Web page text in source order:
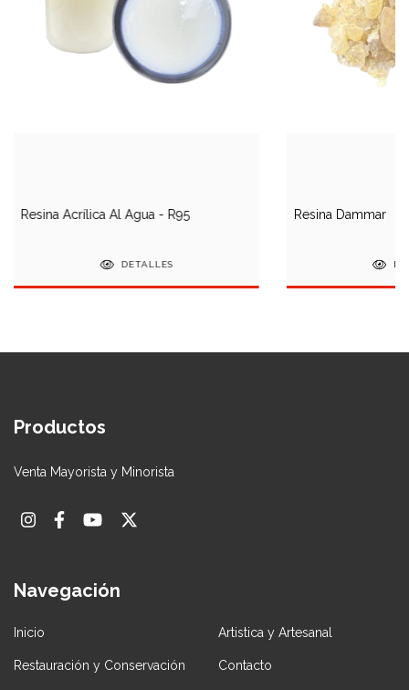
Resina Acrílica Al Agua - R95
DETALLES
Resina Dammar
Productos
Venta Mayorista y Minorista
Navegación
Inicio Artistica y Artesanal
Restauración y Conservación Contacto